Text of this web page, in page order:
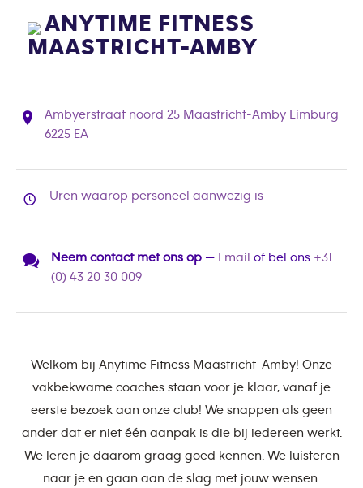
ANYTIME FITNESS
MAASTRICHT-AMBY
Ambyerstraat noord 25 Maastricht-Amby Limburg
6225 EA
Uren waarop personeel aanwezig is
Neem contact met ons op — Email of bel ons +31
(0) 43 20 30 009
Welkom bij Anytime Fitness Maastricht-Amby! Onze
vakbekwame coaches staan voor je klaar, vanaf je
eerste bezoek aan onze club! We snappen als geen
ander dat er niet één aanpak is die bij iedereen werkt.
We leren je daarom graag goed kennen. We luisteren
naar je en gaan aan de slag met jouw wensen.